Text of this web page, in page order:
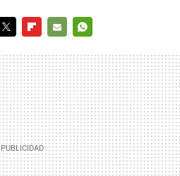
MAIL